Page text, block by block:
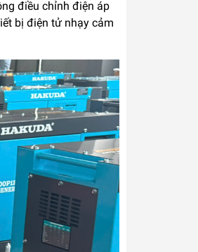
điều chỉnh điện áp
bị điện tử nhạy cảm